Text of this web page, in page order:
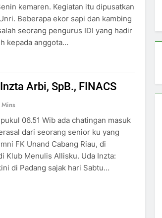
kemaren. Kegiatan itu dipusatkan
Beberapa ekor sapi dan kambing
seorang pengurus IDI yang hadir
kepada anggota…
Arbi, SpB., FINACS
06.51 Wib ada chatingan masuk
dari seorang senior ku yang
FK Unand Cabang Riau, di
Klub Menulis Allisku. Uda Inzta:
di Padang sajak hari Sabtu…